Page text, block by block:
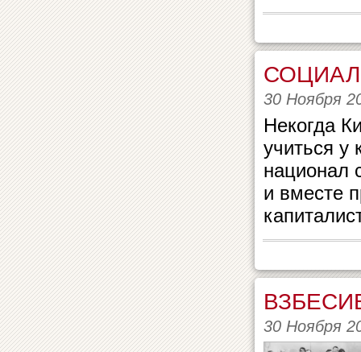
30 Ноября
Некогда
учиться у
национал
и вместе
30 Ноября